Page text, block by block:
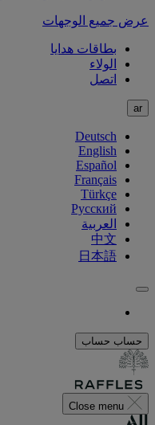
عرض جميع الوجهات
بطاقات هدايا
الولاء
اتصل
ar
Deutsch
English
Español
Français
Türkçe
Русский
العربية
中文
日本語
حساب حساب
Close menu